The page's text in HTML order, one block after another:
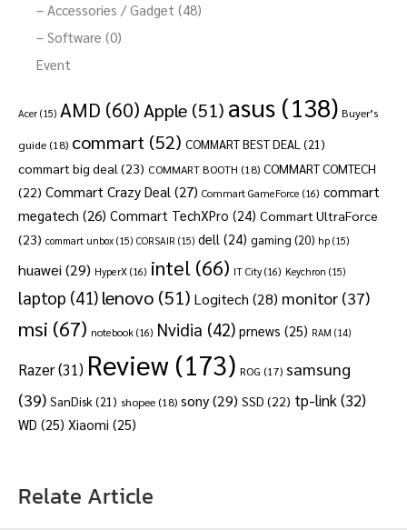
– Accessories / Gadget (48)
– Software (0)
Event
Acer (15) AMD (60)Apple (51) asus (138) Buyer’s
guide (18) commart (52) COMMART BEST DEAL (21)
commart big deal (23) COMMART BOOTH (18) COMMART COMTECH
(22) Commart Crazy Deal (27) Commart GameForce (16) commart
megatech (26) Commart TechXPro (24) Commart UltraForce
(23) commart unbox (15) CORSAIR (15) dell (24) gaming (20) hp (15)
huawei (29) HyperX (16) intel (66) IT City (16) Keychron (15)
laptop (41) lenovo (51) Logitech (28) monitor (37)
msi (67) notebook (16) Nvidia (42) prnews (25) RAM (14)
Razer(31) Review (173) ROG (17) samsung
(39) SanDisk (21) shopee (18) sony(29) SSD (22) tp-link(32)
WD (25) Xiaomi (25)
Relate Article